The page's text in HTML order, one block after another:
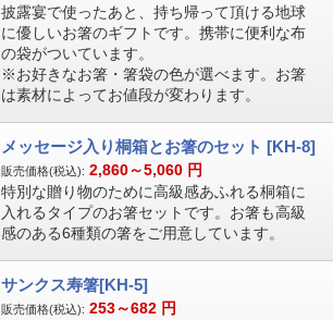
披露宴で使ったあと、持ち帰って頂ける地球
に優しいお箸のギフトです。携帯に便利な布
の袋がついています。
※お好きなお箸・箸袋の色が選べます。お箸
は素材によってお値段が変わります。
メッセージ入り桐箱とお箸のセット [KH-8]
販売価格(税込): 2,860～5,060 円
特別な贈り物のために高級感あふれる桐箱に
入れるタイプのお箸セットです。お箸も高級
感のある6種類の箸をご用意しています。
サンクス寿箸[KH-5]
販売価格(税込): 253～682 円